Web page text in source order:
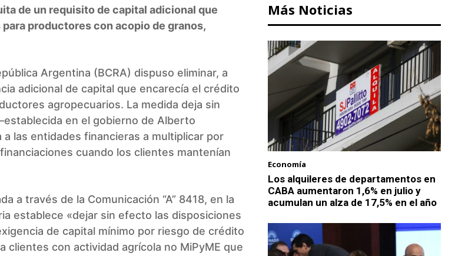
de un requisito de capital adicional que
productores con acopio de granos,
Argentina (BCRA) dispuso eliminar, a
adicional de capital que encarecía el crédito
agropecuarios. La medida deja sin
en el gobierno de Alberto
a las entidades financieras a multiplicar por
cuando los clientes mantenían
a través de la Comunicación “A” 8418, en la
establece «dejar sin efecto las disposiciones
de capital mínimo por riesgo de crédito
clientes con actividad agrícola no MiPyME que
Más Noticias
Economía
Los alquileres de departamentos en
CABA aumentaron 1,6% en julio y
acumulan un alza de 17,5% en el año